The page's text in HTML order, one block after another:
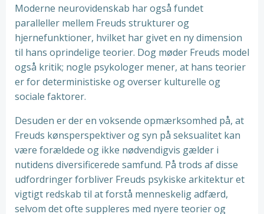
Moderne neurovidenskab har også fundet
paralleller mellem Freuds strukturer og
hjernefunktioner, hvilket har givet en ny dimension
til hans oprindelige teorier. Dog møder Freuds model
også kritik; nogle psykologer mener, at hans teorier
er for deterministiske og overser kulturelle og
sociale faktorer.
Desuden er der en voksende opmærksomhed på, at
Freuds kønsperspektiver og syn på seksualitet kan
være forældede og ikke nødvendigvis gælder i
nutidens diversificerede samfund. På trods af disse
udfordringer forbliver Freuds psykiske arkitektur et
vigtigt redskab til at forstå menneskelig adfærd,
selvom det ofte suppleres med nyere teorier og